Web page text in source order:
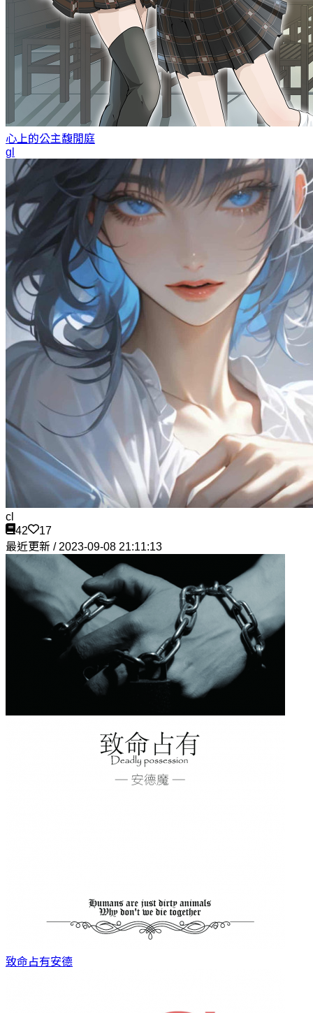
心上的公主馥閒庭
gl
cl
42
17
最近更新 / 2023-09-08 21:11:13
致命占有安德